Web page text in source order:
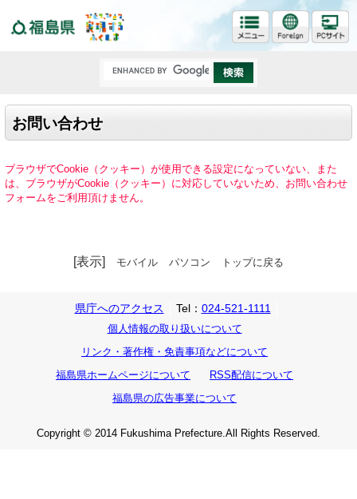
お問い合わせ
ブラウザでCookie（クッキー）が使用できる設定になっていない、また
は、ブラウザがCookie（クッキー）に対応していないため、お問い合わせ
フォームをご利用頂けません。
[表示] モバイル パソコン トップに戻る
県庁へのアクセス Tel： 024-521-1111
個人情報の取り扱いについて
リンク・著作権・免責事項などについて
福島県ホームページについて
RSS配信について
福島県の広告事業について
Copyright © 2014 Fukushima Prefecture.All Rights Reserved.